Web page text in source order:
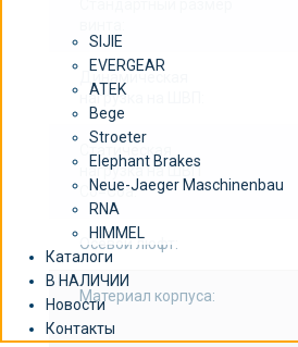
SIJIE
EVERGEAR
ATEK
Bege
Stroeter
Elephant Brakes
Neue-Jaeger Maschinenbau
RNA
HIMMEL
Каталоги
В НАЛИЧИИ
Новости
Контакты
Динамическая
нагрузка на ШВП:
нагрузка на ШВП
Co=Coa:
Осевой люфт:
Материал корпуса: